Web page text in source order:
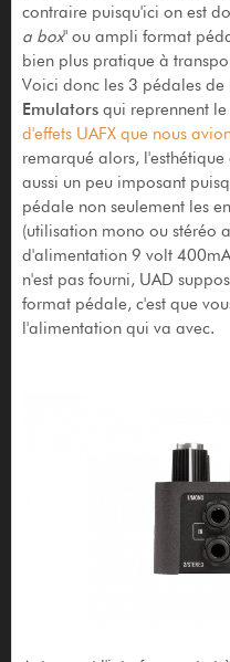
contraire puisqu'ici on est
a box" ou ampli format
bien plus pratique à
Voici donc les 3 pédales
Emulatorsqui reprennent
d'effets UAFX que nous
remarqué alors, l'esthétique
aussi un peu imposant
pédale non seulement les
(utilisation mono ou stéréo
d'alimentation 9 volt
n'est pas fourni, UAD
format pédale, c'est que
l'alimentation qui va avec.